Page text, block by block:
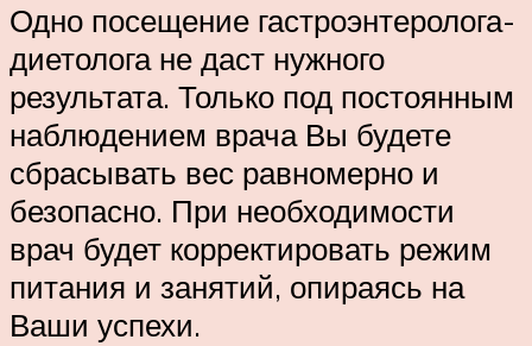
Одно посещение гастроэнтеролога-
диетолога не даст нужного
результата. Только под постоянным
наблюдением врача Вы будете
сбрасывать вес равномерно и
безопасно. При необходимости
врач будет корректировать режим
питания и занятий, опираясь на
Ваши успехи.